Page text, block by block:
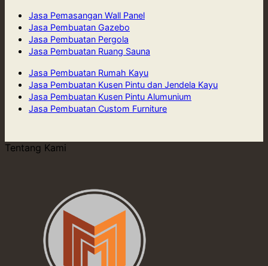
Jasa Pemasangan Wall Panel
Jasa Pembuatan Gazebo
Jasa Pembuatan Pergola
Jasa Pembuatan Ruang Sauna
Jasa Pembuatan Rumah Kayu
Jasa Pembuatan Kusen Pintu dan Jendela Kayu
Jasa Pembuatan Kusen Pintu Alumunium
Jasa Pembuatan Custom Furniture
Tentang Kami